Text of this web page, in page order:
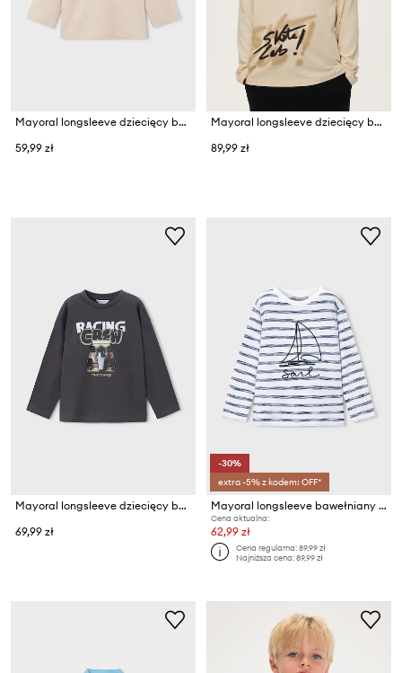
Mayoral longsleeve dziecięcy bawełniany
59,99 zł
Mayoral longsleeve dziecięcy bawełniany
89,99 zł
Mayoral longsleeve dziecięcy bawełniany
69,99 zł
-30%
extra -5% z kodem: OFF*
Mayoral longsleeve bawełniany dziecięcy
Cena aktualna:
62,99 zł
Cena regularna:89,99 zł
Najniższa cena:89,99 zł